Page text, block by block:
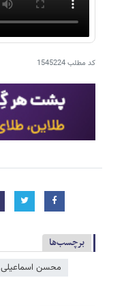
کد مطلب1545224
برچسب‌ها
محسن اسماعیلی